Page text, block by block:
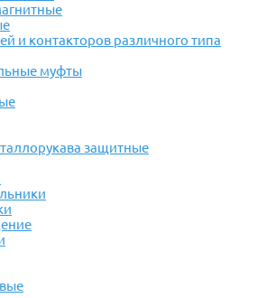
и контакторов различного типа
муфты
защитные